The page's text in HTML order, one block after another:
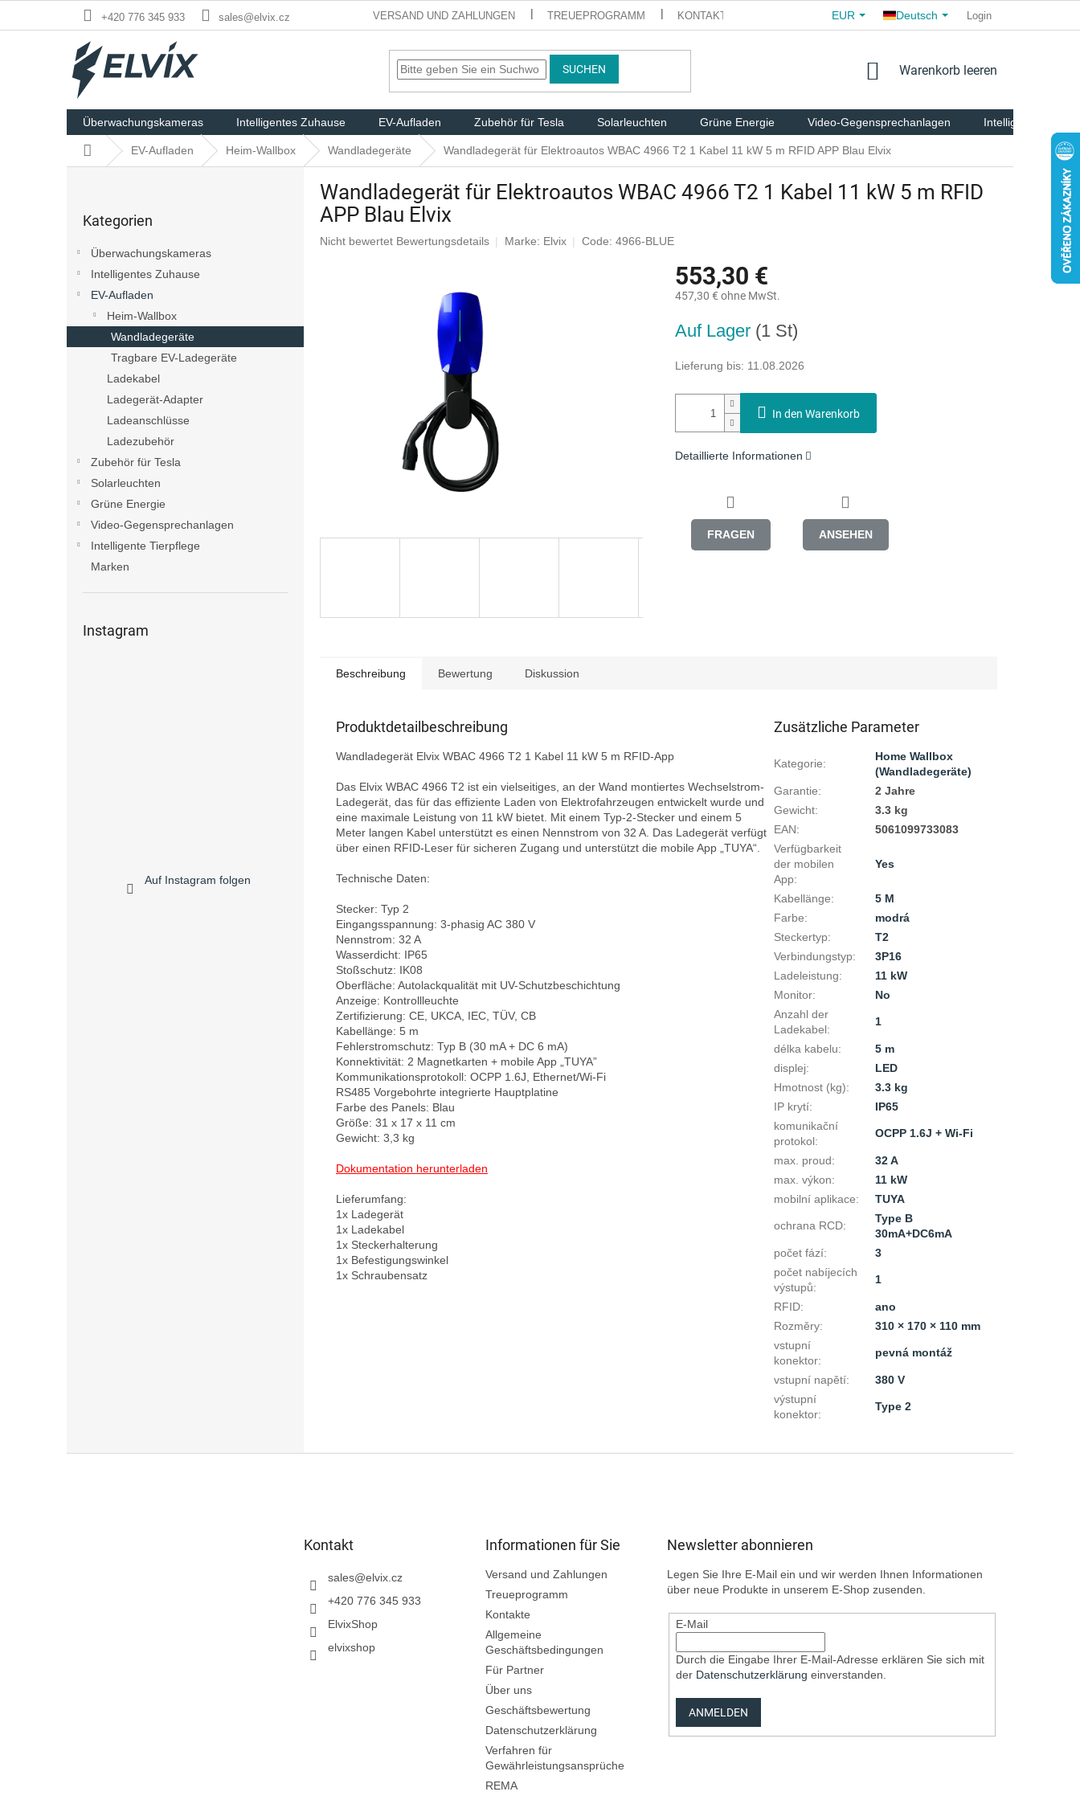
+420 776 345 933 sales@elvix.cz VERSAND UND ZAHLUNGEN TREUEPROGRAMM KONTAKTE ALLGEMEINE GESCHÄFTSBEDINGUNGEN
EUR Deutsch Login
SUCHEN WARENKORB
Warenkorb leeren
Überwachungskameras Intelligentes Zuhause EV-Aufladen Zubehör für Tesla Solarleuchten Grüne Energie Video-Gegensprechanlagen Intelligente
StartseiteEV-Aufladen Heim-Wallbox Wandladegeräte Wandladegerät für Elektroautos WBAC 4966 T2 1 Kabel 11 kW 5 m RFID APP Blau Elvix
t
überspringen
Kategorien
Überwachungskameras
Intelligentes Zuhause
EV-Aufladen
Heim-Wallbox
Wandladegeräte
Tragbare EV-Ladegeräte
Ladekabel
Ladegerät-Adapter
Ladeanschlüsse
Ladezubehör
Zubehör für Tesla
Solarleuchten
Grüne Energie
Video-Gegensprechanlagen
Intelligente Tierpflege
Marken
Instagram
Auf Instagram folgen
Wandladegerät für Elektroautos WBAC 4966 T2 1 Kabel 11 kW 5 m RFID
APP Blau Elvix
Die
Nicht bewertet Bewertungsdetails Marke: Elvix Code: 4966-BLUE
553,30 €
457,30 € ohne MwSt.
Auf Lager (1 St)
Lieferung bis: 11.08.2026
In den Warenkorb
Detaillierte Informationen
FRAGEN ANSEHEN
Beschreibung Bewertung Diskussion
Produktdetailbeschreibung
Wandladegerät Elvix WBAC 4966 T2 1 Kabel 11 kW 5 m RFID-App
Das Elvix WBAC 4966 T2 ist ein vielseitiges, an der Wand montiertes Wechselstrom-
Ladegerät, das für das effiziente Laden von Elektrofahrzeugen entwickelt wurde und
eine maximale Leistung von 11 kW bietet. Mit einem Typ-2-Stecker und einem 5
Meter langen Kabel unterstützt es einen Nennstrom von 32 A. Das Ladegerät verfügt
über einen RFID-Leser für sicheren Zugang und unterstützt die mobile App „TUYA“.
Technische Daten:
Stecker: Typ 2
Eingangsspannung: 3-phasig AC 380 V
Nennstrom: 32 A
Wasserdicht: IP65
Stoßschutz: IK08
Oberfläche: Autolackqualität mit UV-Schutzbeschichtung
Anzeige: Kontrollleuchte
Zertifizierung: CE, UKCA, IEC, TÜV, CB
Kabellänge: 5 m
Fehlerstromschutz: Typ B (30 mA + DC 6 mA)
Konnektivität: 2 Magnetkarten + mobile App „TUYA”
Kommunikationsprotokoll: OCPP 1.6J, Ethernet/Wi-Fi
RS485 Vorgebohrte integrierte Hauptplatine
Farbe des Panels: Blau
Größe: 31 x 17 x 11 cm
Gewicht: 3,3 kg
Dokumentation herunterladen
Lieferumfang:
1x Ladegerät
1x Ladekabel
1x Steckerhalterung
1x Befestigungswinkel
Zusätzliche Parameter
Kategorie:
Home Wallbox
(Wandladegeräte)
Garantie:
2 Jahre
Gewicht:
3.3 kg
EAN:
5061099733083
Verfügbarkeit
der mobilen
App:
Yes
Kabellänge:
5 M
Farbe:
modrá
Steckertyp:
T2
Verbindungstyp:
3P16
Ladeleistung:
11 kW
Monitor:
No
Anzahl der
Ladekabel:
1
délka kabelu:
5 m
displej:
LED
Hmotnost (kg):
3.3 kg
IP krytí:
IP65
komunikační
protokol:
OCPP 1.6J + Wi-Fi
max. proud:
32 A
max. výkon:
11 kW
mobilní aplikace: TUYA
ochrana RCD:
Type B
30mA+DC6mA
počet fází:
3
počet nabíjecích
výstupů:
1
RFID:
ano
Rozměry:
310 × 170 × 110 mm
vstupní
konektor:
pevná montáž
vstupní napětí:
380 V
výstupní
konektor:
Type 2
Kontakt
sales@elvix.cz
+420 776 345 933
ElvixShop
elvixshop
Informationen für Sie
Versand und Zahlungen
Treueprogramm
Kontakte
Allgemeine
Geschäftsbedingungen
Für Partner
Über uns
Geschäftsbewertung
Datenschutzerklärung
Verfahren für
Gewährleistungsansprüche
REMA
Newsletter abonnieren
Legen Sie Ihre E-Mail ein und wir werden Ihnen Informationen
über neue Produkte in unserem E-Shop zusenden.
E-Mail
Durch die Eingabe Ihrer E-Mail-Adresse erklären Sie sich mit
der Datenschutzerklärung einverstanden.
ANMELDEN